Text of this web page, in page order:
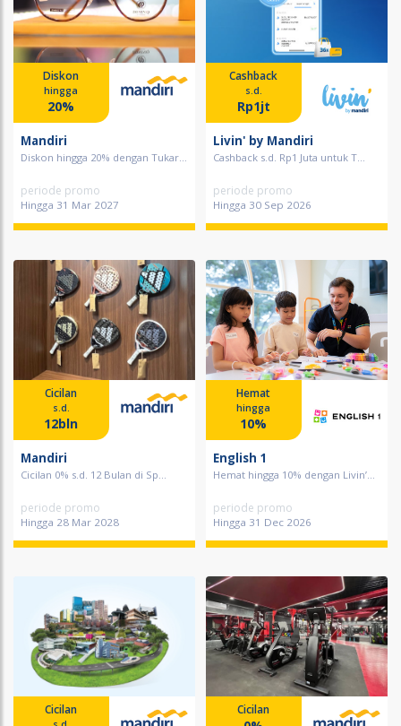
Diskon
hingga
20%
Mandiri
Diskon hingga 20% dengan Tukar...
periode promo
Hingga 31 Mar 2027
Cashback
s.d.
Rp1jt
Livin' by Mandiri
Cashback s.d. Rp1 Juta untuk T...
periode promo
Hingga 30 Sep 2026
Cicilan
s.d.
12bln
Mandiri
Cicilan 0% s.d. 12 Bulan di Sp...
periode promo
Hingga 28 Mar 2028
Hemat
hingga
10%
English 1
Hemat hingga 10% dengan Livin’...
periode promo
Hingga 31 Dec 2026
Cicilan Cicilan